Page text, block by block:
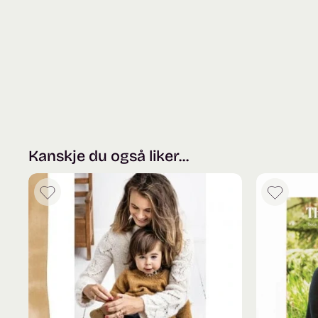
Kanskje du også liker...